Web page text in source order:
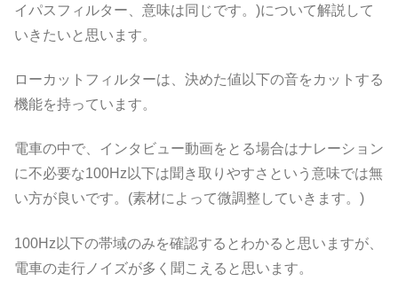
イパスフィルター、意味は同じです。)について解説して
いきたいと思います。
ローカットフィルターは、決めた値以下の音をカットする
機能を持っています。
電車の中で、インタビュー動画をとる場合はナレーション
に不必要な100Hz以下は聞き取りやすさという意味では無
い方が良いです。(素材によって微調整していきます。)
100Hz以下の帯域のみを確認するとわかると思いますが、
電車の走行ノイズが多く聞こえると思います。